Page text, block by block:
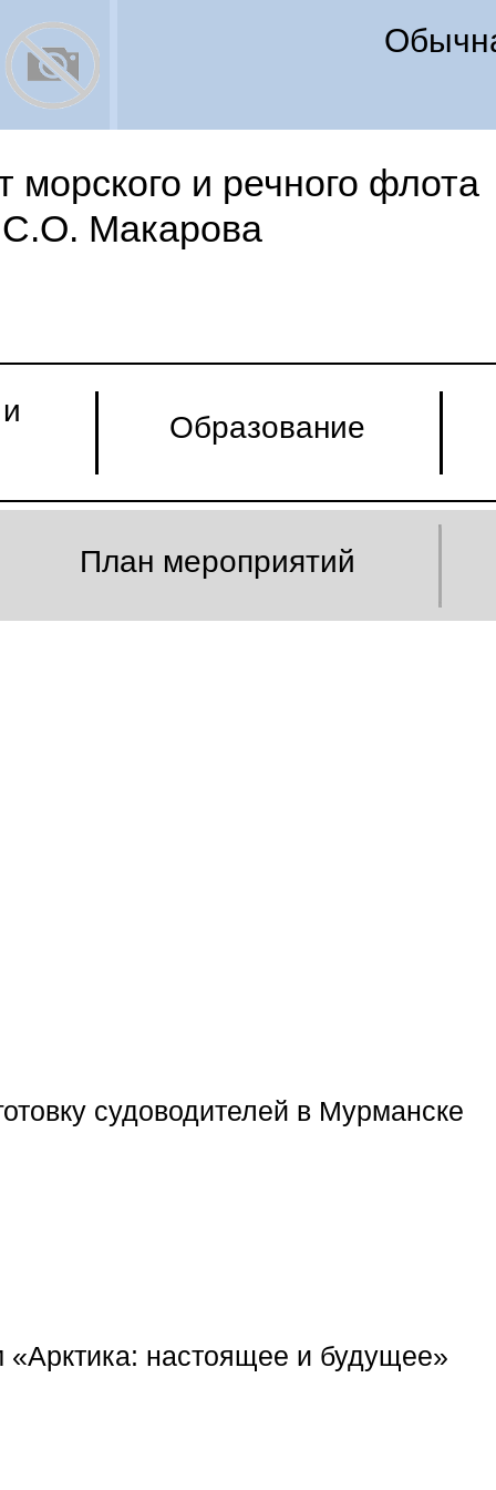
морского и речного флота
Макарова
Образование
План мероприятий
судоводителей в Мурманске
настоящее и будущее»